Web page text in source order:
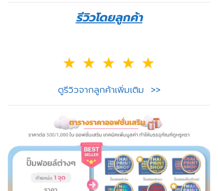
รีวิวโดยลูกค้า
ดูรีวิวจากลูกค้าเพิ่มเติม >>